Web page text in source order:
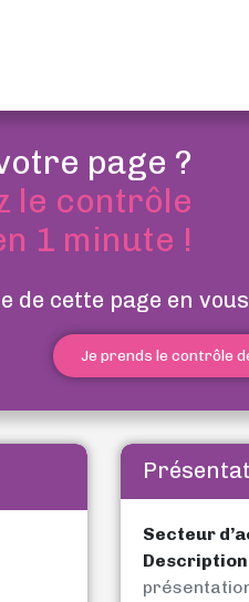
page ?
le contrôle
1 minute !
de cette page en
Je prends le contrôle
Secteur